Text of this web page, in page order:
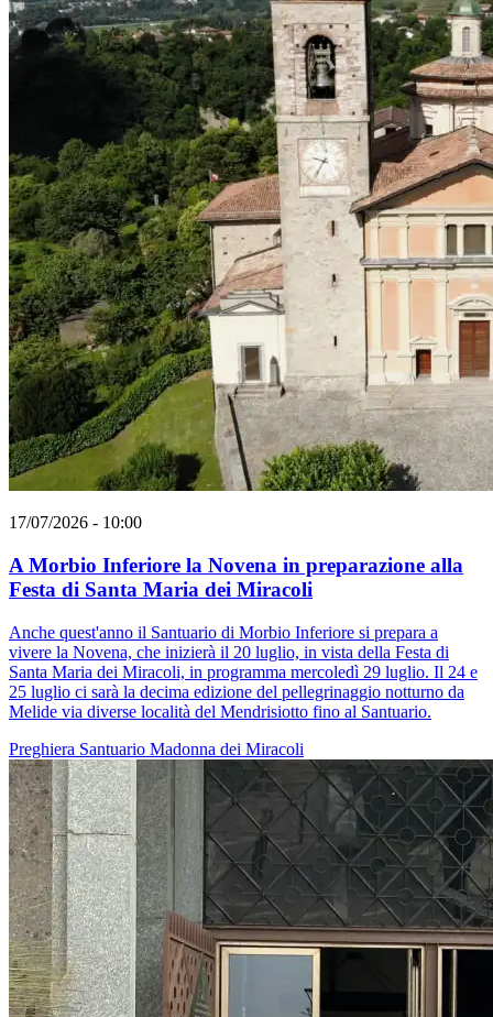
17/07/2026 - 10:00
A Morbio Inferiore la Novena in preparazione alla
Festa di Santa Maria dei Miracoli
Anche quest'anno il Santuario di Morbio Inferiore si prepara a
vivere la Novena, che inizierà il 20 luglio, in vista della Festa di
Santa Maria dei Miracoli, in programma mercoledì 29 luglio. Il 24 e
25 luglio ci sarà la decima edizione del pellegrinaggio notturno da
Melide via diverse località del Mendrisiotto fino al Santuario.
Preghiera Santuario Madonna dei Miracoli